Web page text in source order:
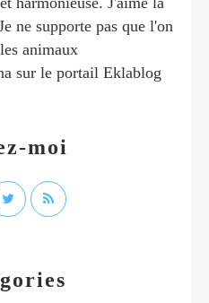
moi
ne supporte pas que l'on
animaux
sur le portail Eklablog